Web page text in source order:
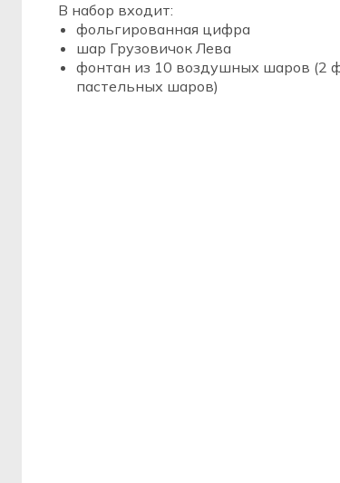
В набор входит:
фольгированная цифра
шар Грузовичок Лева
фонтан из 10 воздушных шаров (2
пастельных шаров)